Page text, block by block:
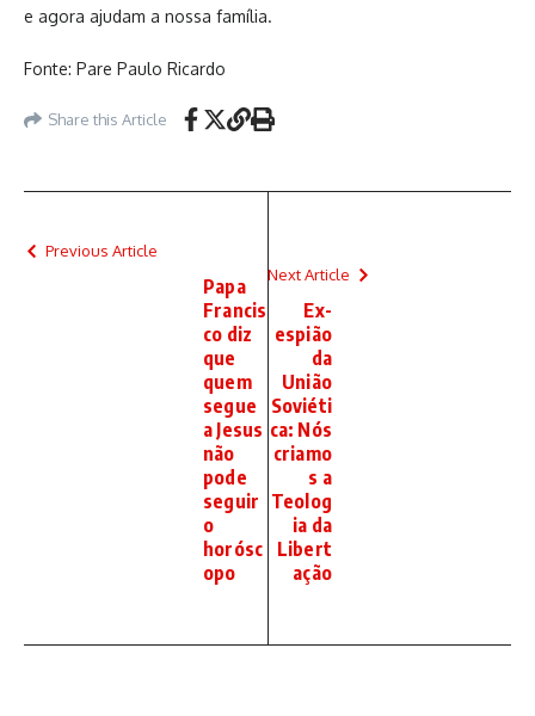
e agora ajudam a nossa família.
Fonte: Pare Paulo Ricardo
Share this Article
Previous Article
Papa
Francis
co diz
que
quem
segue
a Jesus
não
pode
seguir
o
horósc
opo
Next Article
Ex-
espião
da
União
Soviéti
ca: Nós
criamo
s a
Teolog
ia da
Libert
ação